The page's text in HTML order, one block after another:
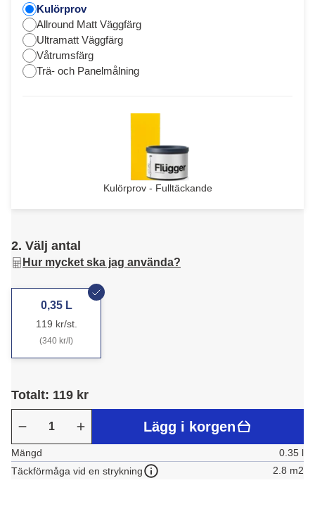
Kulörprov
Allround Matt Väggfärg
Ultramatt Väggfärg
Våtrumsfärg
Trä- och Panelmålning
Kulörprov - Fulltäckande
2. Välj antal
Hur mycket ska jag använda?
0,35 L
119 kr/st.
(340 kr/l)
Totalt: 119 kr
Lägg i korgen
Mängd
0.35 l
Täckförmåga vid en strykning
2.8 m2